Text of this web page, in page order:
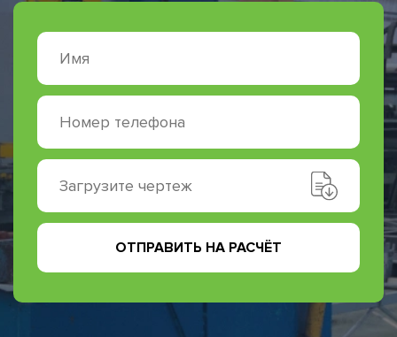
Загрузите чертеж
ОТПРАВИТЬ НА РАСЧЁТ